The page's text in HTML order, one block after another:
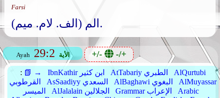
Farsi
الم (الف. لام. میم).
Ayah 29:2 الأية +/- -/+
: 📗 → IbnKathir ابن كثير AtTabariy الطبري
AlQurtubi
القرطوبي
AsSaadiyy السعدي AlBaghawi البغوي
AlMuyassar
الميسر
AlJalalain الجلالين Grammar الإعراب
Arabic